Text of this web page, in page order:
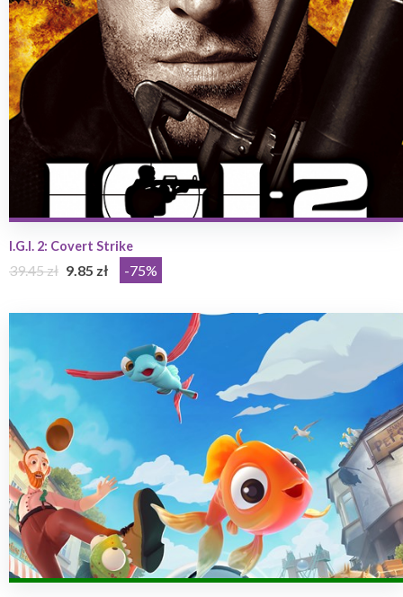
I.G.I. 2: Covert Strike
39.45 zł 9.85 zł -75%